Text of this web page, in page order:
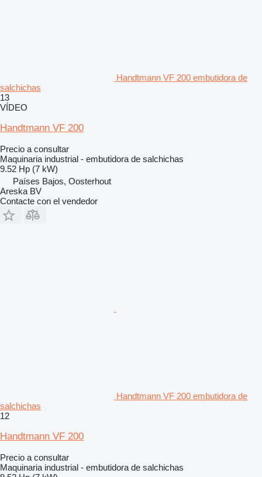
Handtmann VF 200 embutidora de
salchichas
13
VÍDEO
Handtmann VF 200
Precio a consultar
Maquinaria industrial - embutidora de salchichas
9.52 Hp (7 kW)
Países Bajos, Oosterhout
Areska BV
Contacte con el vendedor
Handtmann VF 200 embutidora de
salchichas
12
Handtmann VF 200
Precio a consultar
Maquinaria industrial - embutidora de salchichas